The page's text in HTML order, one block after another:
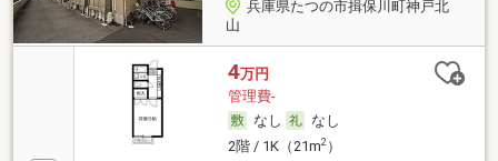
兵庫県たつの市揖保川町神戸北
山
4万円
管理費-
なし
なし
2階 / 1K（21m2）